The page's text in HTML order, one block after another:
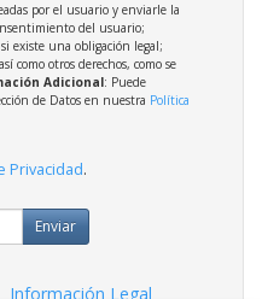
por el usuario y enviarle la
del usuario;
existe una obligación legal;
como otros derechos, como se
Adicional: Puede
de Datos en nuestra Política
Privacidad.
Enviar
Información Legal